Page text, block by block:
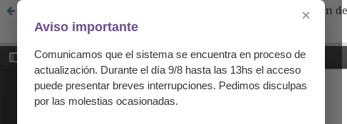
×
Aviso importante
Comunicamos que el sistema se encuentra en proceso de
actualización. Durante el día 9/8 hasta las 13hs el acceso
puede presentar breves interrupciones. Pedimos disculpas
por las molestias ocasionadas.
Desarrollo de un simulador de bajo costo para la adquisición